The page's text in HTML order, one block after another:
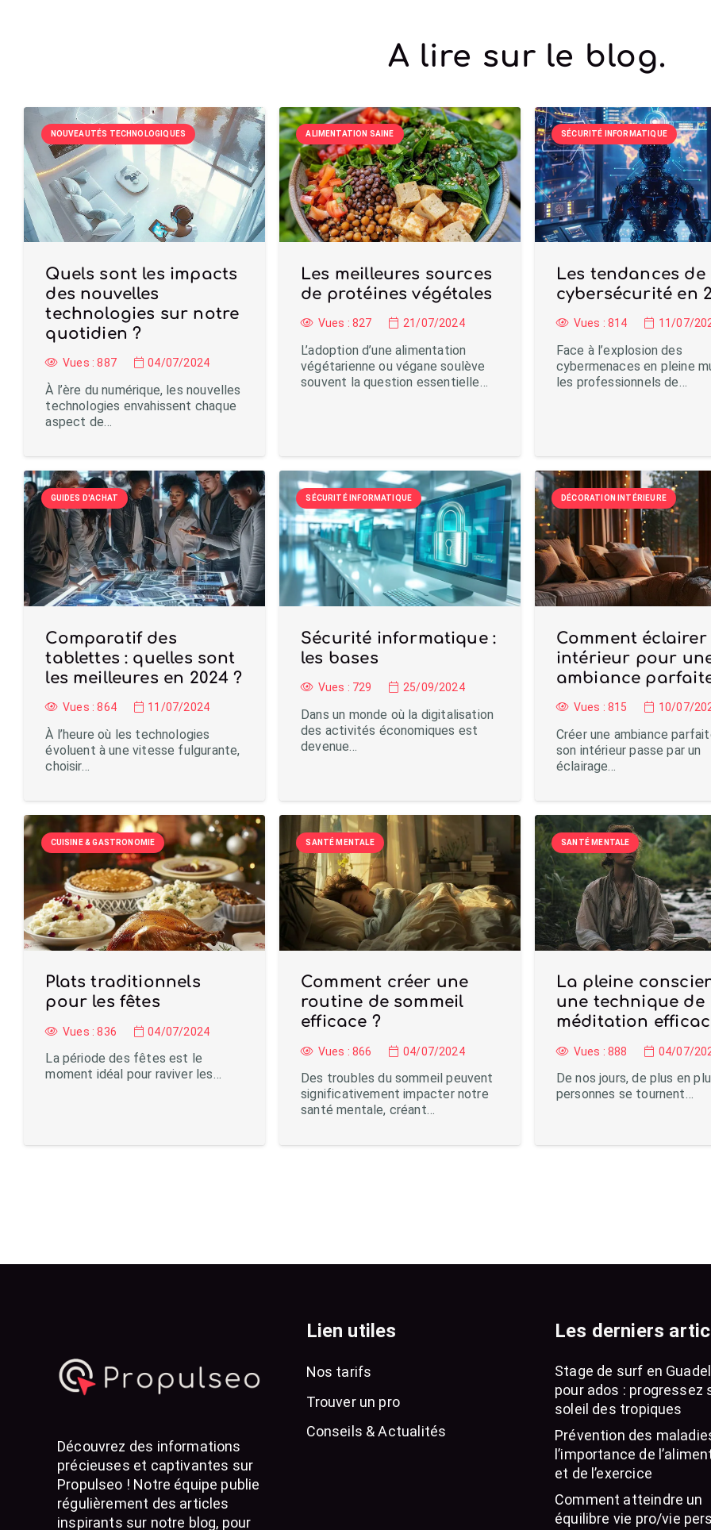
A lire sur le blog.
NOUVEAUTÉS TECHNOLOGIQUES
Quels sont les impacts
des nouvelles
technologies sur notre
quotidien ?
Vues :887 04/07/2024
À l’ère du numérique, les nouvelles
technologies envahissent chaque
aspect de…
ALIMENTATION SAINE
Les meilleures sources
de protéines végétales
Vues :827 21/07/2024
L’adoption d’une alimentation
végétarienne ou végane soulève
souvent la question essentielle…
SÉCURITÉ INFORMATIQUE
Les tendances de
cybersécurité en
Vues : 814 11/07/
Face à l’explosion des
cybermenaces en pleine
les professionnels de…
GUIDES D'ACHAT
Comparatif des
tablettes : quelles sont
les meilleures en 2024 ?
Vues :864 11/07/2024
À l’heure où les technologies
évoluent à une vitesse fulgurante,
choisir…
SÉCURITÉ INFORMATIQUE
Sécurité informatique :
les bases
Vues : 729 25/09/2024
Dans un monde où la digitalisation
des activités économiques est
devenue…
DÉCORATION INTÉRIEURE
Comment éclairer
intérieur pour
ambiance
Vues : 815 10/07/
Créer une ambiance
son intérieur passe par un
éclairage…
CUISINE & GASTRONOMIE
Plats traditionnels
pour les fêtes
Vues :836 04/07/2024
La période des fêtes est le
moment idéal pour raviver les…
SANTÉ MENTALE
Comment créer une
routine de sommeil
efficace ?
Vues :866 04/07/2024
Des troubles du sommeil peuvent
significativement impacter notre
santé mentale, créant…
SANTÉ MENTALE
La pleine
une technique de
méditation
Vues : 888 04/07/
De nos jours, de plus en
personnes se tournent…
Découvrez des informations
précieuses et captivantes sur
Propulseo ! Notre équipe publie
régulièrement des articles
inspirants sur notre blog, pour
Lien utiles
Nos tarifs
Trouver un pro
Conseils & Actualités
Les derniers
Stage de surf en
pour ados : progressez
soleil des tropiques
Prévention des
l’importance de
et de l’exercice
Comment atteindre un
équilibre vie pro/vie